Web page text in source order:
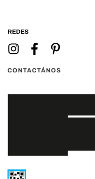
REDES
CONTACTÁNOS